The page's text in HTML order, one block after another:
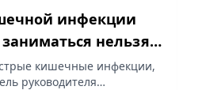
инфекции
нельзя –
кишечные инфекции,
руководителя